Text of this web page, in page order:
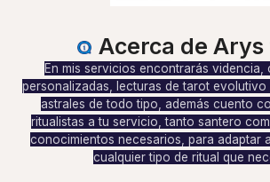
Acerca de
En mis servicios encontrarás videncia,
personalizadas, lecturas de tarot
astrales de todo tipo, además cuento
ritualistas a tu servicio, tanto santero
conocimientos necesarios, para adaptar
cualquier tipo de ritual que